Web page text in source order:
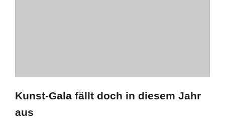
Kunst-Gala fällt doch in diesem Jahr
aus